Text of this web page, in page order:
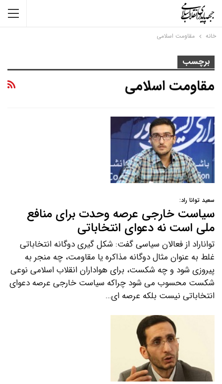
خانه مقاومت اسلامی
برچسب
مقاومت اسلامی
سعید توانا راد:
سیاست خارجی عرصه وحدت برای منافع
ملی است نه دعوای انتخاباتی
تواناراد از فعالان سیاسی گفت: شکل گیری دوگانه انتخاباتی
غلط به عنوان مثال دوگانه مذاکره یا مقاومت، چه منجر به
پیروزی شود و چه شکست، برای هواداران انقلاب اسلامی نوعی
شکست محسوب می شود چراکه سیاست خارجی عرصه دعوای
انتخاباتی نیست بلکه عرصه ای…